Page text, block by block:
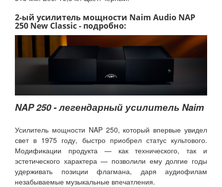
2-ый усилитель мощности Naim Audio NAP
250 New Classic - подробно:
NAP 250 - легендарный усилитель Naim
Усилитель мощности NAP 250, который впервые увидел
свет в 1975 году, быстро приобрел статус культового.
Модификации продукта — как технического, так и
эстетического характера — позволили ему долгие годы
удерживать позиции флагмана, даря аудиофилам
незабываемые музыкальные впечатления.